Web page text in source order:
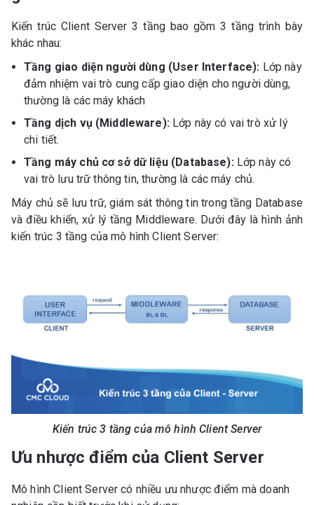
Kiến trúc Client Server 3 tầng bao gồm 3 tầng trình bày
khác nhau:
Tầng giao diện người dùng (User Interface): Lớp này
đảm nhiệm vai trò cung cấp giao diện cho người dùng,
thường là các máy khách
Tầng dịch vụ (Middleware):Lớp này có vai trò xử lý
chi tiết.
Tầng máy chủ cơ sở dữ liệu (Database): Lớp này có
vai trò lưu trữ thông tin, thường là các máy chủ.
Máy chủ sẽ lưu trữ, giám sát thông tin trong tầng Database
và điều khiển, xử lý tầng Middleware. Dưới đây là hình ảnh
kiến trúc 3 tầng của mô hình Client Server:
Kiến trúc 3 tầng của mô hình Client Server
Ưu nhược điểm của Client Server
Mô hình Client Server có nhiều ưu nhược điểm mà doanh